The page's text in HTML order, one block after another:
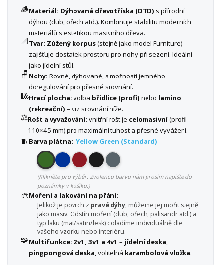
🪵Materiál: Dýhovaná dřevotříska (DTD) s přírodní
dýhou (dub, ořech atd.). Kombinuje stabilitu moderních
materiálů s estetikou masivního dřeva.
📐Tvar: Zúžený korpus(stejně jako model Furniture)
zajišťuje dostatek prostoru pro nohy při sezení. Ideální
jako jídelní stůl.
🪑 Nohy: Rovné, dýhované, s možností jemného
doregulování pro přesné srovnání.
🎱Hrací plocha: volba břidlice (profi) nebo lamino
(rekreační) – viz srovnání níže.
⚖️Rošt a vyvažování: vnitřní rošt je celomasivní(profil
110×45 mm) pro maximální tuhost a přesné vyvážení.
🧵Barva plátna: Yellow Green (Standard)
(Klikněte pro výběr. Zvolenou barvu nám prosím napište do
poznámky v košíku.)
🎨Moření a lakování na přání:
Jelikož je povrch z pravé dýhy, můžeme jej mořit stejně
jako masiv. Odstín moření (dub, ořech, palisandr atd.) a
typ laku (mat/satin/lesk) doladíme individuálně dle
vašeho vzorku nebo interiéru.
🧩Multifunkce: 2v1, 3v1 a 4v1 – jídelní deska,
pingpongová deska, volitelná karambolová vložka.